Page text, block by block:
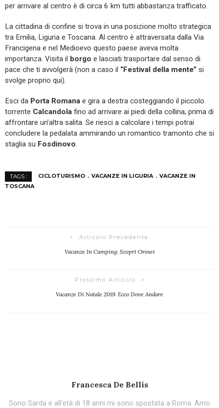
per arrivare al centro è di circa 6 km tutti abbastanza trafficato.
La cittadina di confine si trova in una posizione molto strategica
tra Emilia, Liguria e Toscana. Al centro è attraversata dalla Via
Francigena e nel Medioevo questo paese aveva molta
importanza. Visita il borgo e lasciati trasportare dal senso di
pace che ti avvolgerà (non a caso il “Festival della mente” si
svolge proprio qui).
Esci da Porta Romana e gira a destra costeggiando il piccolo
torrente Calcandola fino ad arrivare ai piedi della collina, prima di
affrontare un’altra salita. Se riesci a calcolare i tempi potrai
concludere la pedalata ammirando un romantico tramonto che si
staglia su Fosdinovo.
TAGS : CICLOTURISMO VACANZE IN LIGURIA
VACANZE IN
TOSCANA
Articolo Precedente
Vacanze In Camping: Scopri Orosei
Prossimo Articolo
Vacanze Di Natale 2019: Ecco Dove Andare
Francesca De Bellis
Sono Sarda e all'età di 18 anni mi sono spostata a Roma. Amo